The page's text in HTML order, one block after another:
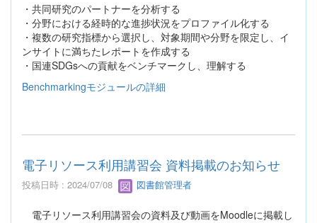
・共同研究のパートナーを分析する
・分野における経時的な進捗状況をプロファイル化する
・複数の研究指標から選択し、対象期間や分野を限定し、イ
ンサイトに満ちたレポートを作成する
・国連SDGsへの貢献をベンチマークし、理解する
Benchmarkingモジュールの詳細
電子リソース利用講習会 資料掲載のお知らせ
投稿日時 : 2024/07/08 図書館管理者
電子リソース利用講習会の資料及び動画をMoodleに掲載し